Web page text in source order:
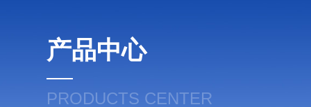
产品中心
PRODUCTS CENTER